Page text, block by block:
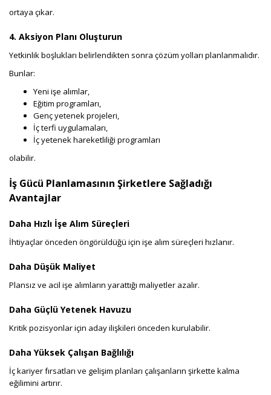
ortaya çıkar.
4. Aksiyon Planı Oluşturun
Yetkinlik boşlukları belirlendikten sonra çözüm yolları planlanmalıdır.
Bunlar:
Yeni işe alımlar,
Eğitim programları,
Genç yetenek projeleri,
İç terfi uygulamaları,
İç yetenek hareketliliği programları
olabilir.
İş Gücü Planlamasının Şirketlere Sağladığı
Avantajlar
Daha Hızlı İşe Alım Süreçleri
İhtiyaçlar önceden öngörüldüğü için işe alım süreçleri hızlanır.
Daha Düşük Maliyet
Plansız ve acil işe alımların yarattığı maliyetler azalır.
Daha Güçlü Yetenek Havuzu
Kritik pozisyonlar için aday ilişkileri önceden kurulabilir.
Daha Yüksek Çalışan Bağlılığı
İç kariyer fırsatları ve gelişim planları çalışanların şirkette kalma
eğilimini artırır.